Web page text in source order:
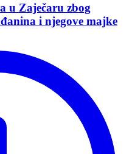
u Zaječaru zbog
i njegove majke